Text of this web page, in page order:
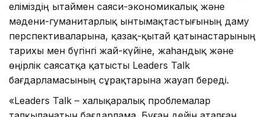
еліміздің Қытаймен саяси-экономикалық және
мәдени-гуманитарлық ынтымақтастығының даму
перспективаларына, қазақ-қытай қатынастарының
тарихы мен бүгінгі жай-күйіне, жаһандық және
өңірлік саясатқа қатысты Leaders Talk
бағдарламасының сұрақтарына жауап береді.
«Leaders Talk – халықаралық проблемалар